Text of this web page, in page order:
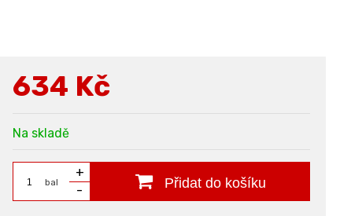
634 Kč
Na skladě
bal
+
-
Přidat do košíku